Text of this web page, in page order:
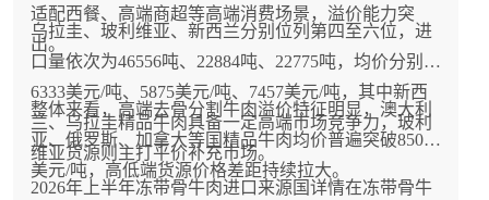
适配西餐、高端商超等高端消费场景，溢价能力突
出。
乌拉圭、玻利维亚、新西兰分别位列第四至六位，进
口量依次为46556吨、22884吨、22775吨，均价分别为
6333美元/吨、5875美元/吨、7457美元/吨，其中新西
兰、乌拉圭精品牛肉具备一定高端市场竞争力，玻利
维亚货源则主打平价补充市场。
整体来看，高端去骨分割牛肉溢价特征明显，澳大利
亚、俄罗斯、加拿大等国精品牛肉均价普遍突破8500
美元/吨，高低端货源价格差距持续拉大。
2026年上半年冻带骨牛肉进口来源国详情在冻带骨牛